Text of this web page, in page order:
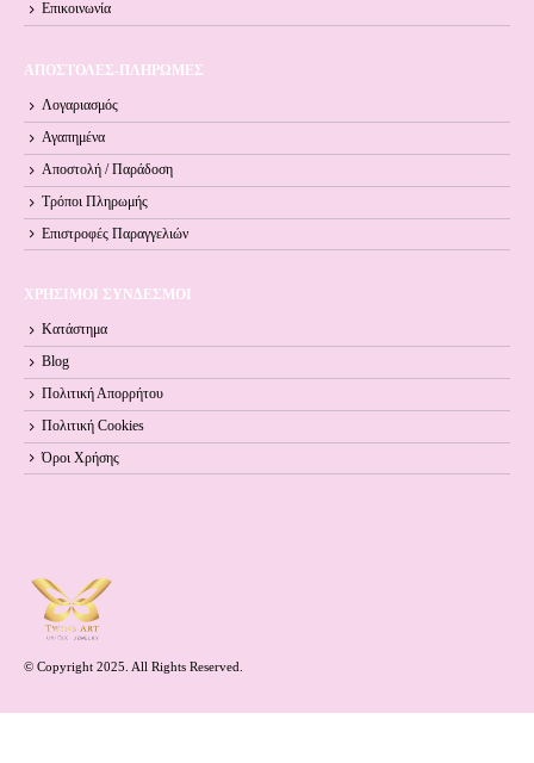
Επικοινωνία
ΑΠΟΣΤΟΛΕΣ-ΠΛΗΡΩΜΕΣ
Λογαριασμός
Αγαπημένα
Αποστολή / Παράδοση
Τρόποι Πληρωμής
Επιστροφές Παραγγελιών
ΧΡΗΣΙΜΟΙ ΣΥΝΔΕΣΜΟΙ
Κατάστημα
Blog
Πολιτική Απορρήτου
Πολιτική Cookies
Όροι Xρήσης
© Copyright 2025. All Rights Reserved.